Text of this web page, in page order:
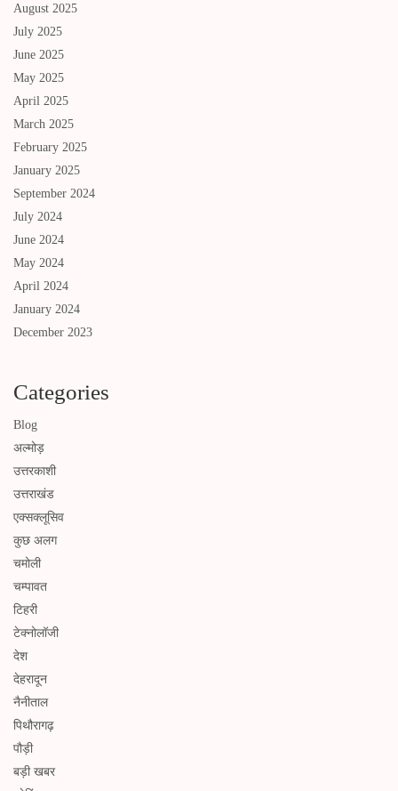
August 2025
July 2025
June 2025
May 2025
April 2025
March 2025
February 2025
January 2025
September 2024
July 2024
June 2024
May 2024
April 2024
January 2024
December 2023
Categories
Blog
अल्मोड़
उत्तरकाशी
उत्तराखंड
एक्सक्लूसिव
कुछ अलग
चमोली
चम्पावत
टिहरी
टेक्नोलॉजी
देश
देहरादून
नैनीताल
पिथौरागढ़
पौड़ी
बड़ी खबर